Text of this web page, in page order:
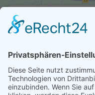
Wir benötigen
Google
Wir verwenden einen
Karteninhalte
Ihren Aktivitäten
durch und stimmen